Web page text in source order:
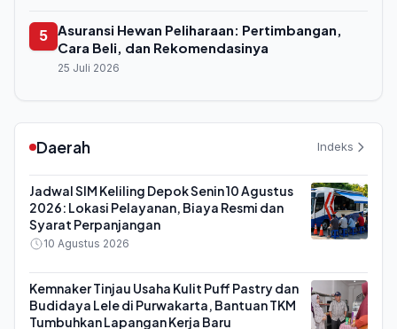
5 Asuransi Hewan Peliharaan: Pertimbangan,
Cara Beli, dan Rekomendasinya
25 Juli 2026
Daerah Indeks
Jadwal SIM Keliling Depok Senin 10 Agustus
2026: Lokasi Pelayanan, Biaya Resmi dan
Syarat Perpanjangan
10 Agustus 2026
Kemnaker Tinjau Usaha Kulit Puff Pastry dan
Budidaya Lele di Purwakarta, Bantuan TKM
Tumbuhkan Lapangan Kerja Baru